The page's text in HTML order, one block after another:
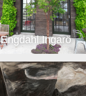
Engdahl Ingarö